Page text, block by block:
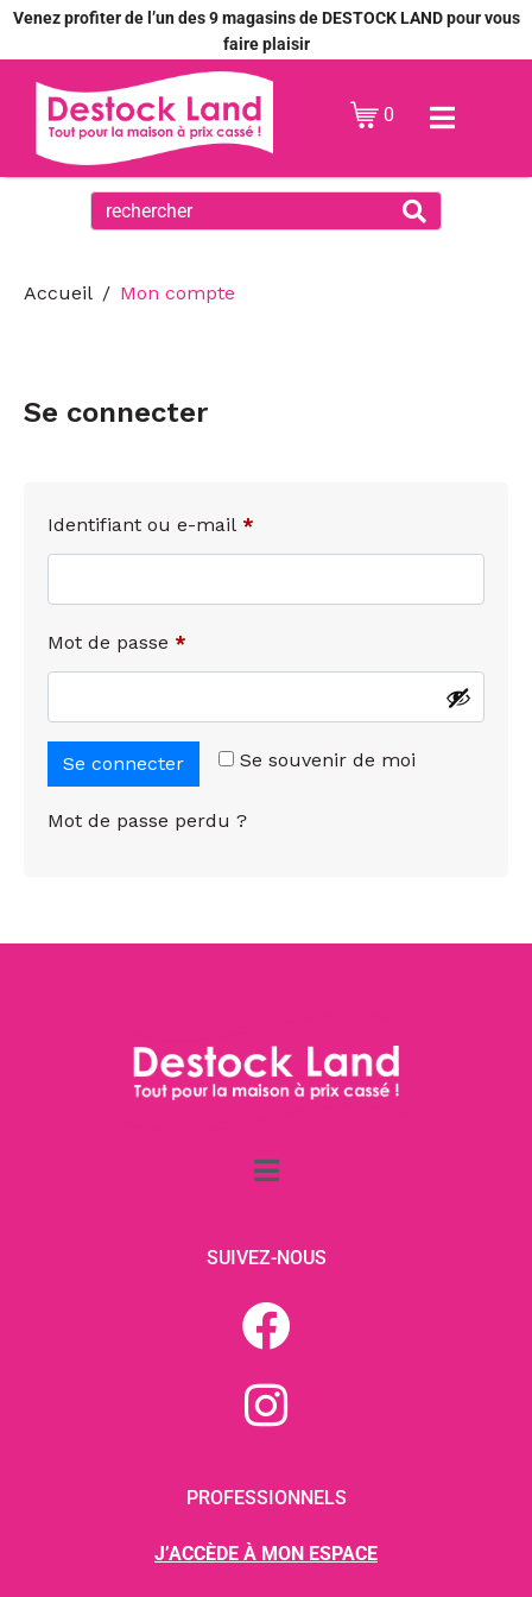
Venez profiter de l’un des 9 magasins de DESTOCK LAND pour vous
faire plaisir
0
Accueil Mon compte
Se connecter
Identifiant ou e-mail *
Mot de passe *
Se souvenir de moi
Se connecter
Mot de passe perdu ?
SUIVEZ-NOUS
PROFESSIONNELS
J’ACCÈDE À MON ESPACE